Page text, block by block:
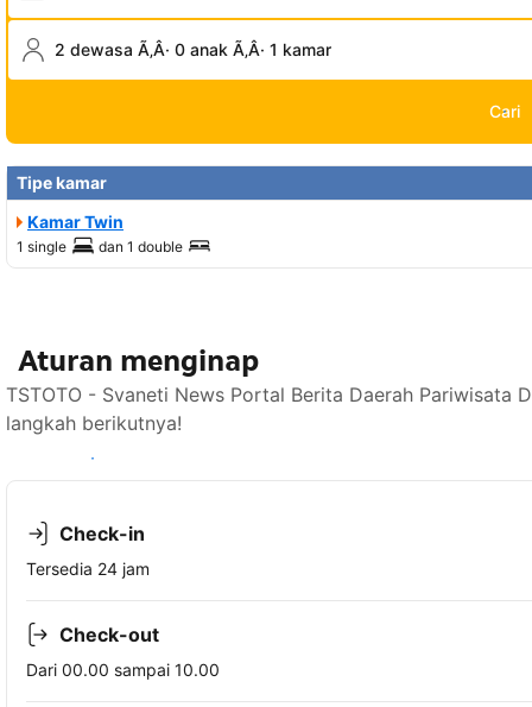
2 dewasa Ã‚Â· 0 anak Ã‚Â· 1 kamar
Cari
Tipe kamar
Kamar Twin
1 single dan 1 double
Aturan menginap
TSTOTO - Svaneti News Portal Berita Daerah Pariwisata
langkah berikutnya!
Lihat ketersediaan
Check-in
Tersedia 24 jam
Check-out
Dari 00.00 sampai 10.00